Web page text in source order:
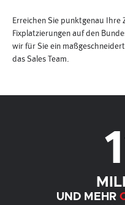
Erreichen Sie punktgenau Ihre
Fixplatzierungen auf den
wir für Sie ein
das Sales Team.
UND MEHR